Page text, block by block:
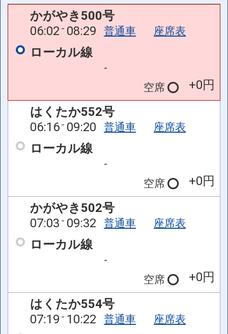
かがやき500号
06:02 08:29 普通車 座席表
ローカル線
-
空席
+0円
はくたか552号
06:16 09:20 普通車 座席表
ローカル線
-
空席
+0円
かがやき502号
07:03 09:32 普通車 座席表
ローカル線
-
空席
+0円
はくたか554号
07:19 10:22 普通車 座席表